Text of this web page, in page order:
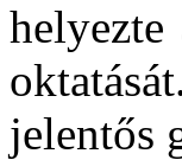
helyezte
jelentős